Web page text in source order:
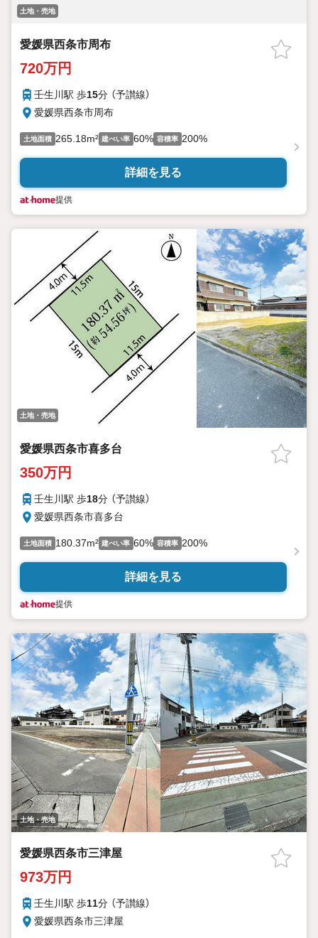
土地・売地
愛媛県西条市周布
720万円
壬生川駅 歩15分 （予讃線）
愛媛県西条市周布
土地面積 265.18m² 建ぺい率 60% 容積率 200%
詳細を見る
提供
土地・売地
愛媛県西条市喜多台
350万円
壬生川駅 歩18分 （予讃線）
愛媛県西条市喜多台
土地面積 180.37m² 建ぺい率 60% 容積率 200%
詳細を見る
提供
土地・売地
愛媛県西条市三津屋
973万円
壬生川駅 歩11分 （予讃線）
愛媛県西条市三津屋